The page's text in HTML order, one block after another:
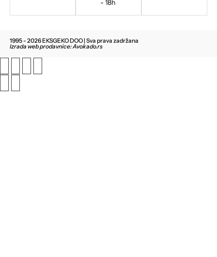
- 18h
1995 - 2026 EKSGEKO DOO | Sva prava zadržana
Izrada web prodavnice: Avokado.rs